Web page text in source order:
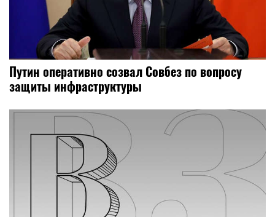
Путин оперативно созвал Совбез по вопросу
защиты инфраструктуры